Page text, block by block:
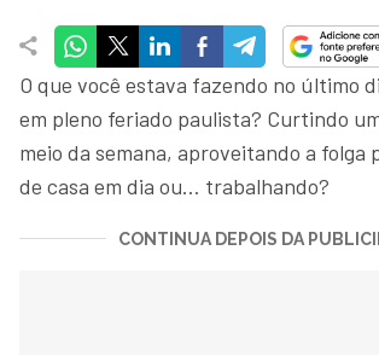
O que você estava fazendo no último
em pleno feriado paulista? Curtindo
meio da semana, aproveitando a folga
de casa em dia ou… trabalhando?
CONTINUA DEPOIS DA